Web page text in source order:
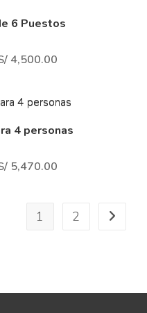
6 Puestos
4,500.00
4 personas
5,470.00
1 2